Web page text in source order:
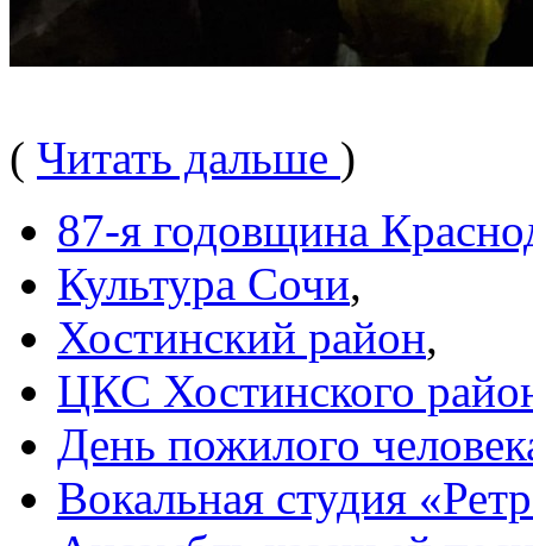
( Читать дальше )
87-я годовщина
Культура Сочи,
Хостинский район,
ЦКС Хостинского
День пожилого
Вокальная студия